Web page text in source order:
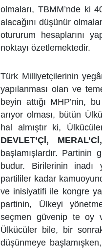
olmaları, TBMM’nde ki
alacağını düşünür
otururum hesaplarını
noktayı özetlemektedir.
Türk Milliyetçilerinin
yapılanması olan ve
beyin attığı MHP’nin,
arıyor olması, bütün
hal almıştır ki,
DEVLET’Çİ,
başlamışlardır.
budur. Birilerinin inadı
partililer kadar
ve inisiyatifi ile kongre
partinin, Ülkeyi
seçmen güvenip te oy
Ülkücüler bile, bir
düşünmeye